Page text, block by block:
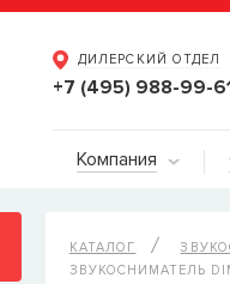
ДИЛЕРСКИЙ ОТДЕЛ
+7 (495) 988-99-
Компания
КАТАЛОГ
ЗВУКОСНИМАТЕЛЬ